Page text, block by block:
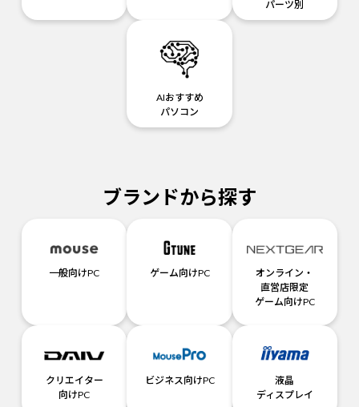
パーツ別
AIおすすめ
パソコン
ブランドから探す
一般向けPC ゲーム向けPC
オンライン・
直営店限定
ゲーム向けPC
クリエイター
向けPC
ビジネス向けPC
液晶
ディスプレイ